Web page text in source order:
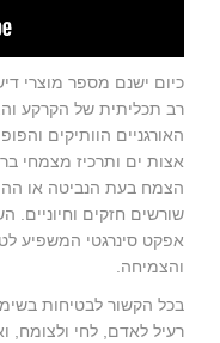
כיום ישנם מספר מוצרי
רב תכליתית של הקרקע
אצות ים ותרכיז מצמחי
הצמח בעת הנביטה או
שורשים חזקים וחיוניים.
אפקט סינרגטי המשפיע
והצמיחה.
בכל הקשור לבטיחות
רעיל לאדם, לחי ולצומח,